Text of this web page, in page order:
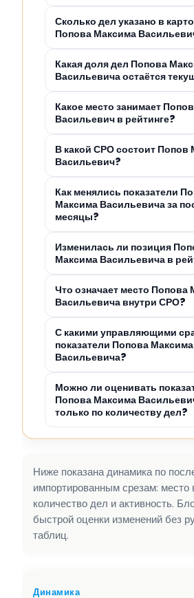
Сколько дел указано в
Попова Максима
Какая доля дел Попова
Васильевича остаётся
Какое место занимает
Васильевич в рейтинге?
В какой СРО состоит Попов
Васильевич?
Как менялись показатели
Максима Васильевича за
месяцы?
Изменилась ли позиция
Максима Васильевича в
Что означает место Попова
Васильевича внутри СРО?
С какими управляющими
показатели Попова Максима
Васильевича?
Можно ли оценивать
Попова Максима
только по количеству дел?
Ниже показана динамика по
импортированным срезам: место
количество дел и активность.
быстрой оценки изменений без
таблиц.
Динамика